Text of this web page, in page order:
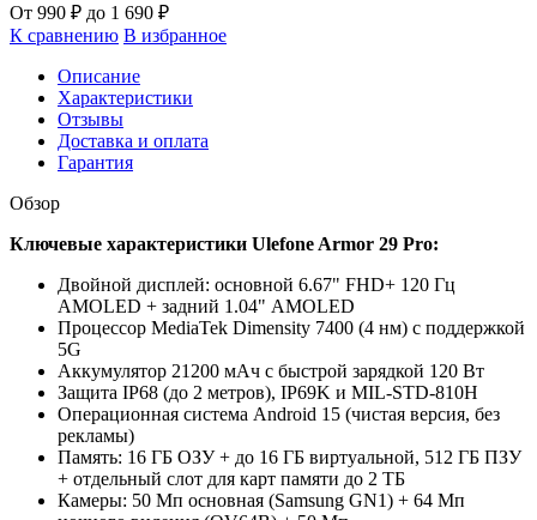
От 990 ₽ до 1 690 ₽
К сравнению В избранное
Описание
Характеристики
Отзывы
Доставка и оплата
Гарантия
Обзор
Ключевые характеристики Ulefone Armor 29 Pro:
Двойной дисплей: основной 6.67" FHD+ 120 Гц
AMOLED + задний 1.04" AMOLED
Процессор MediaTek Dimensity 7400 (4 нм) с поддержкой
5G
Аккумулятор 21200 мАч с быстрой зарядкой 120 Вт
Защита IP68 (до 2 метров), IP69K и MIL-STD-810H
Операционная система Android 15 (чистая версия, без
рекламы)
Память: 16 ГБ ОЗУ + до 16 ГБ виртуальной, 512 ГБ ПЗУ
+ отдельный слот для карт памяти до 2 ТБ
Камеры: 50 Мп основная (Samsung GN1) + 64 Мп